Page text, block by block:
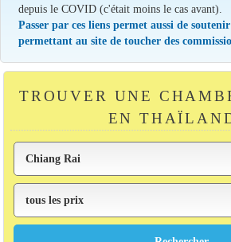
depuis le COVID (c'était moins le cas avant).
Passer par ces liens permet aussi de
permettant au site de toucher des
TROUVER UNE
EN